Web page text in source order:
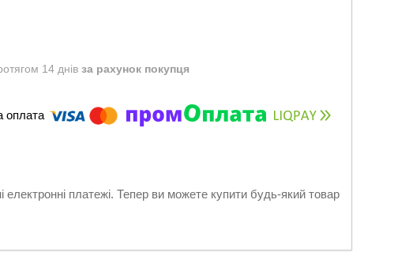
14 днів за рахунок покупця
електронні платежі. Тепер ви можете купити будь-який товар